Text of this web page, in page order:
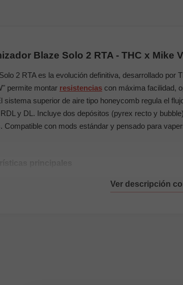
Blaze Solo 2 RTA - THC x Mike
2 RTA es la evolución definitiva, desarrollado por
permite montar resistencias con máxima facilidad,
sistema superior de aire tipo honeycomb regula el
y DL. Incluye dos depósitos (pyrex recto y
Compatible con mods estándar y pensado para
principales
25 mm (29 mm con pyrex bubble)